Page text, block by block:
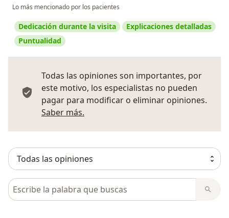
Lo más mencionado por los pacientes
Dedicación durante la visita
Explicaciones detalladas
Puntualidad
Todas las opiniones son importantes, por
este motivo, los especialistas no pueden
pagar para modificar o eliminar opiniones.
Saber más.
Busca en opiniones